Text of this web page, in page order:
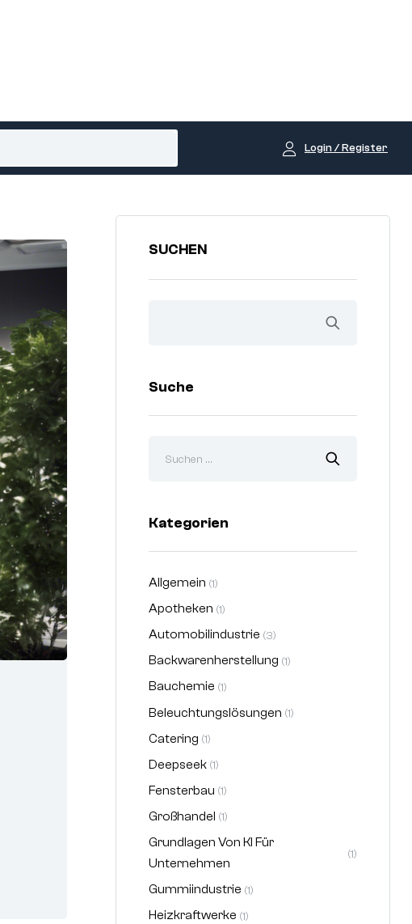
Login / Register
SUCHEN
Suche
Kategorien
Allgemein (1)
Apotheken (1)
Automobilindustrie (3)
Backwarenherstellung (1)
Bauchemie (1)
Beleuchtungslösungen (1)
Catering (1)
Deepseek (1)
Fensterbau (1)
Großhandel (1)
Grundlagen Von KI Für
Unternehmen
(1)
Gummiindustrie (1)
Heizkraftwerke (1)